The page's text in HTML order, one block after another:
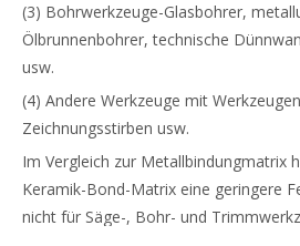
(3) Bohrwerkzeuge-Glasbohrer,
Ölbrunnenbohrer, technische
usw.
(4) Andere Werkzeuge mit
Zeichnungsstirben usw.
Im Vergleich zur Metallbindungmatrix
Keramik-Bond-Matrix eine geringere
nicht für Säge-, Bohr- und